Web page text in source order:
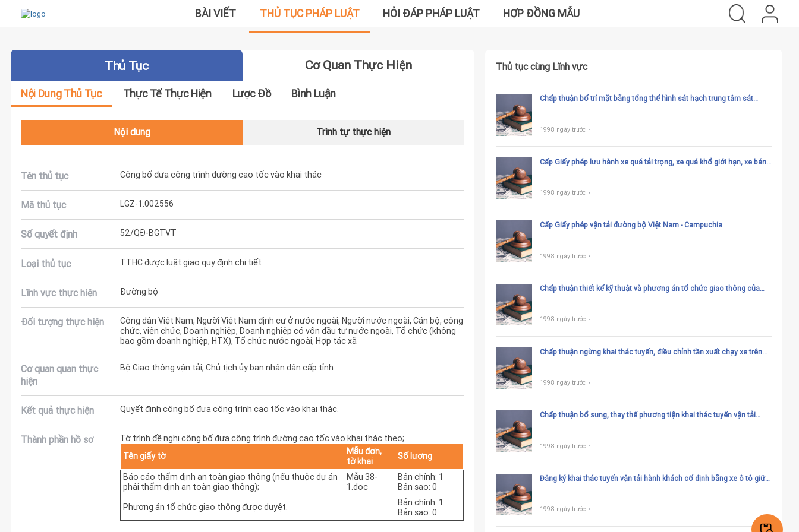
BÀI VIẾT THỦ TỤC PHÁP LUẬT HỎI ĐÁP PHÁP LUẬT HỢP ĐỒNG MẪU
Thủ Tục Cơ Quan Thực Hiện
Nội Dung Thủ Tục Thực Tế Thực Hiện Lược Đồ Bình Luận
Nội dung Trình tự thực hiện
Tên thủ tục Công bố đưa công trình đường cao tốc vào khai thác
Mã thủ tục LGZ-1.002556
Số quyết định 52/QĐ-BGTVT
Loại thủ tục TTHC được luật giao quy định chi tiết
Lĩnh vực thực hiện Đường bộ
Đối tượng thực hiện
Công dân Việt Nam, Người Việt Nam định cư ở nước ngoài, Người nước ngoài, Cán bộ, công
chức, viên chức, Doanh nghiệp, Doanh nghiệp có vốn đầu tư nước ngoài, Tổ chức (không
bao gồm doanh nghiệp, HTX), Tổ chức nước ngoài, Hợp tác xã
Cơ quan quan thực
hiện
Bộ Giao thông vận tải, Chủ tịch ủy ban nhân dân cấp tỉnh
Kết quả thực hiện Quyết định công bố đưa công trình cao tốc vào khai thác.
Thành phần hồ sơ
Tờ trình đề nghị công bố đưa công trình đường cao tốc vào khai thác theo;
Tên giấy tờ
Mẫu đơn,
tờ khai
Số lượng
Báo cáo thẩm định an toàn giao thông (nếu thuộc dự án
phải thẩm định an toàn giao thông);
Mẫu 38-
1.doc
Bản chính: 1
Bản sao: 0
Phương án tổ chức giao thông được duyệt.
Bản chính: 1
Bản sao: 0
Thủ tục cùng Lĩnh vực
Chấp thuận bố trí mặt bằng tổng thể hình sát hạch trung tâm sát
1998 ngày trước
Cấp Giấy phép lưu hành xe quá tải trọng, xe quá khổ giới hạn, xe bánh
1998 ngày trước
Cấp Giấy phép vận tải đường bộ Việt Nam - Campuchia
1998 ngày trước
Chấp thuận thiết kế kỹ thuật và phương án tổ chức giao thông của
1998 ngày trước
Chấp thuận ngừng khai thác tuyến, điều chỉnh tần xuất chạy xe trên
1998 ngày trước
Chấp thuận bổ sung, thay thế phương tiện khai thác tuyến vận tải
1998 ngày trước
Đăng ký khai thác tuyến vận tải hành khách cố định bằng xe ô tô giữa
1998 ngày trước